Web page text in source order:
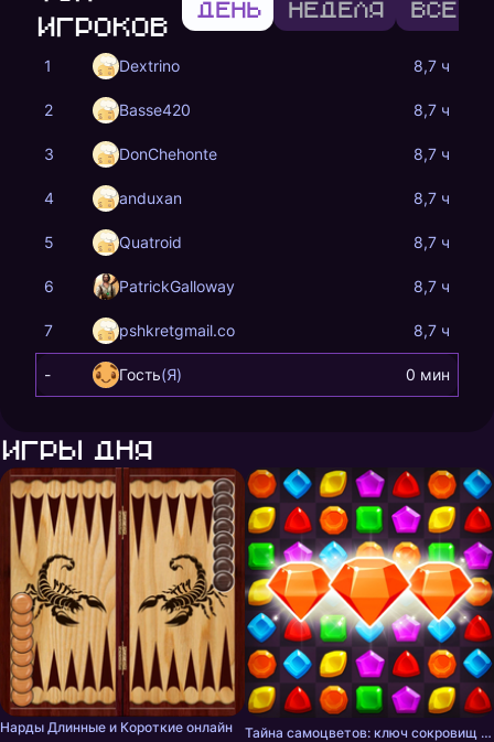
игроков
День Неделя Всё
1 Dextrino 8,7 ч
2 Basse420 8,7 ч
3 DonChehonte 8,7 ч
4 anduxan 8,7 ч
5 Quatroid 8,7 ч
6 PatrickGalloway 8,7 ч
7 pshkretgmail.co 8,7 ч
- Гость(Я) 0 мин
Игры дня
Нарды Длинные и Короткие онлайн Тайна самоцветов: ключ сокровищ - три в ряд